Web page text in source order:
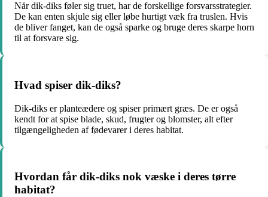
Når dik-diks føler sig truet, har de forskellige forsvarsstrategier.
De kan enten skjule sig eller løbe hurtigt væk fra truslen. Hvis
de bliver fanget, kan de også sparke og bruge deres skarpe horn
til at forsvare sig.
Hvad spiser dik-diks?
Dik-diks er planteædere og spiser primært græs. De er også
kendt for at spise blade, skud, frugter og blomster, alt efter
tilgængeligheden af fødevarer i deres habitat.
Hvordan får dik-diks nok væske i deres tørre
habitat?